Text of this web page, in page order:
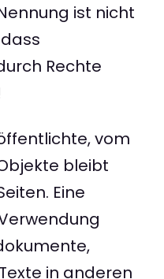
ist nicht
Rechte
vom
bleibt
Eine
in anderen